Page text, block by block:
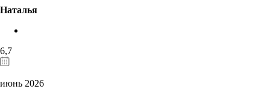
Наталья
6,7
июнь 2026